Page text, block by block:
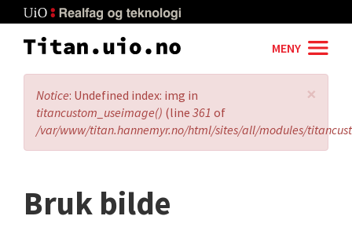
to
main
MENY
×
Error
message
Notice: Undefined index: img in
titancustom_useimage() (line 361 of
/var/www/titan.hannemyr.no/html/sites/all/modules/
Bruk bilde